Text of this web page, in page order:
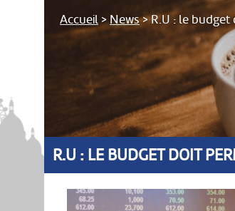
Accueil >News>R.U : le
R.U : LE BUDGET DOIT